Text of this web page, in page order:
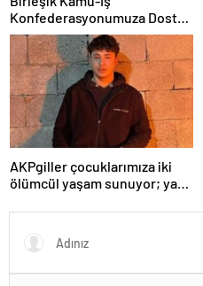
Konfederasyonumuza Dostça
Uyarı ve Önerimizdir:
AKPgiller çocuklarımıza iki
ölümcül yaşam sunuyor; ya
da okullarından koparılarak
parababalarına ucuz iş gücü
sağlayan MESEM lerde